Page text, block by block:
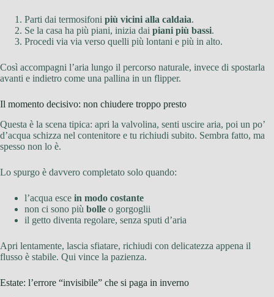
Parti dai termosifoni più vicini alla caldaia.
Se la casa ha più piani, inizia dai piani più bassi.
Procedi via via verso quelli più lontani e più in alto.
Così accompagni l’aria lungo il percorso naturale, invece di spostarla
avanti e indietro come una pallina in un flipper.
Il momento decisivo: non chiudere troppo presto
Questa è la scena tipica: apri la valvolina, senti uscire aria, poi un po’
d’acqua schizza nel contenitore e tu richiudi subito. Sembra fatto, ma
spesso non lo è.
Lo spurgo è davvero completato solo quando:
l’acqua esce in modo costante
non ci sono più bolle o gorgoglii
il getto diventa regolare, senza sputi d’aria
Apri lentamente, lascia sfiatare, richiudi con delicatezza appena il
flusso è stabile. Qui vince la pazienza.
Estate: l’errore “invisibile” che si paga in inverno